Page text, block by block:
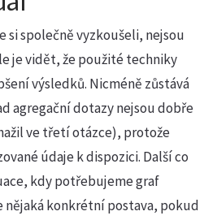
si společně vyzkoušeli, nejsou
je vidět, že použité techniky
výsledků. Nicméně zůstává
agregační dotazy nejsou dobře
ve třetí otázce), protože
údaje k dispozici. Další co
kdy potřebujeme graf
nějaká konkrétní postava, pokud